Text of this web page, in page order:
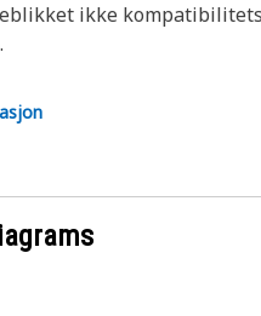
ikke